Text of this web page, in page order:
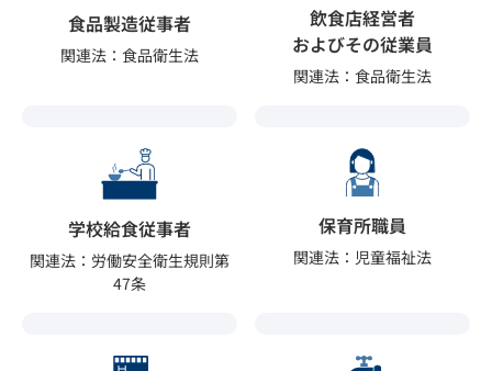
食品製造従事者
関連法：食品衛生法
飲食店経営者
およびその従業員
関連法：食品衛生法
学校給食従事者
関連法：労働安全衛生規則第
47条
保育所職員
関連法：児童福祉法